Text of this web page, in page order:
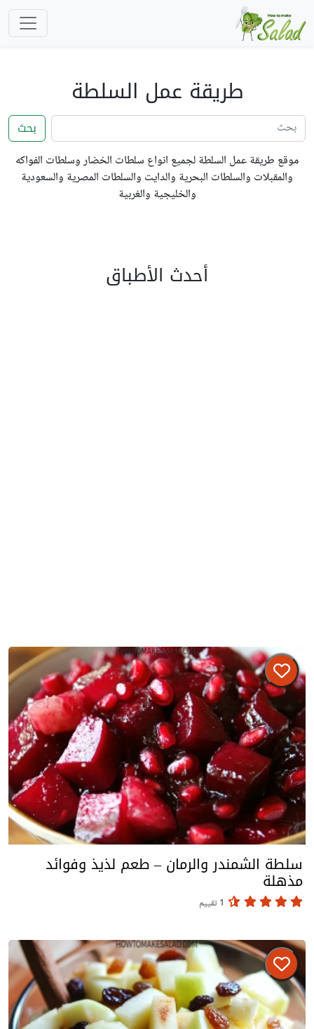
طريقة عمل السلطة
بحث
موقع طريقة عمل السلطة لجميع انواع سلطات الخضار وسلطات الفواكه
والمقبلات والسلطات البحرية والدايت والسلطات المصرية والسعودية
والخليجية والغربية
أحدث الأطباق
سلطة الشمندر والرمان – طعم لذيذ وفوائد
مذهلة
1 تقييم